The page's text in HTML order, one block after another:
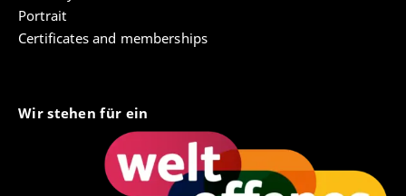
Liturgien auf Zielgruppen hin, reformierte die
liturgischen Bücher und konzipierte Gesangbücher,
intensivierte die Predigt u.v.m. Eine im
wollte man die Voraussetzungen schaffen.
Zwei Fragen stehen für mich derzeit im Vordergrund:
Wenig untersucht worden ist bislang der größere
theologiegeschichtliche Kontext, in dem diese
Portrait
Certificates and memberships
Wir stehen für ein